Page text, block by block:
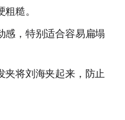
糙。
感，特别适合容易扁塌
夹将刘海夹起来，防止